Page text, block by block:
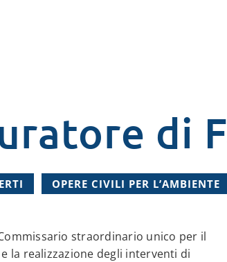
di
OPERE CIVILI PER L’AMBIENTE
straordinario unico per il
la realizzazione degli interventi di